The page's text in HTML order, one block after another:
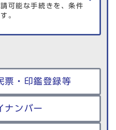
可能な手続きを、条件
。
票・印鑑登録等
ナンバー